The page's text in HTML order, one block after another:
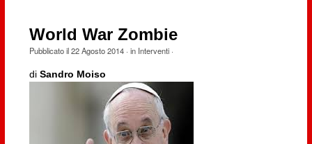
World War Zombie
Pubblicato il22 Agosto 2014· in Interventi·
di Sandro Moiso